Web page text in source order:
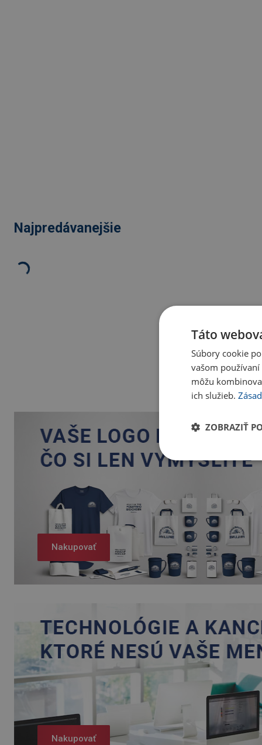
Najpredávanejšie
Nakupovať
Nakupovať
Táto
Súbory cookie
vašom
môžu
ich služieb.
ZOBRAZIŤ